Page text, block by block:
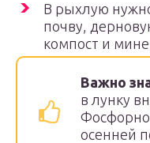
В рыхлую
почву,
компост и
Важно
в лунку
осенней